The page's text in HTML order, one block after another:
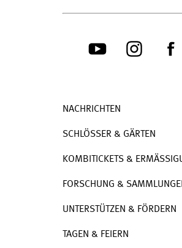
NACHRICHTEN
SCHLÖSSER & GÄRTEN
KOMBITICKETS &
FORSCHUNG &
UNTERSTÜTZEN & FÖRDERN
TAGEN & FEIERN